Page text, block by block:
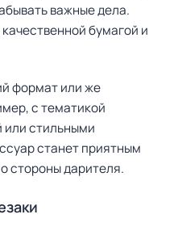
важные дела.
бумагой и
формат или же
с тематикой
или стильными
станет приятным
стороны дарителя.